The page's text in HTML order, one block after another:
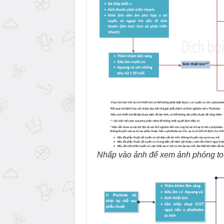
Nhấp vào ảnh để xem ảnh phóng to